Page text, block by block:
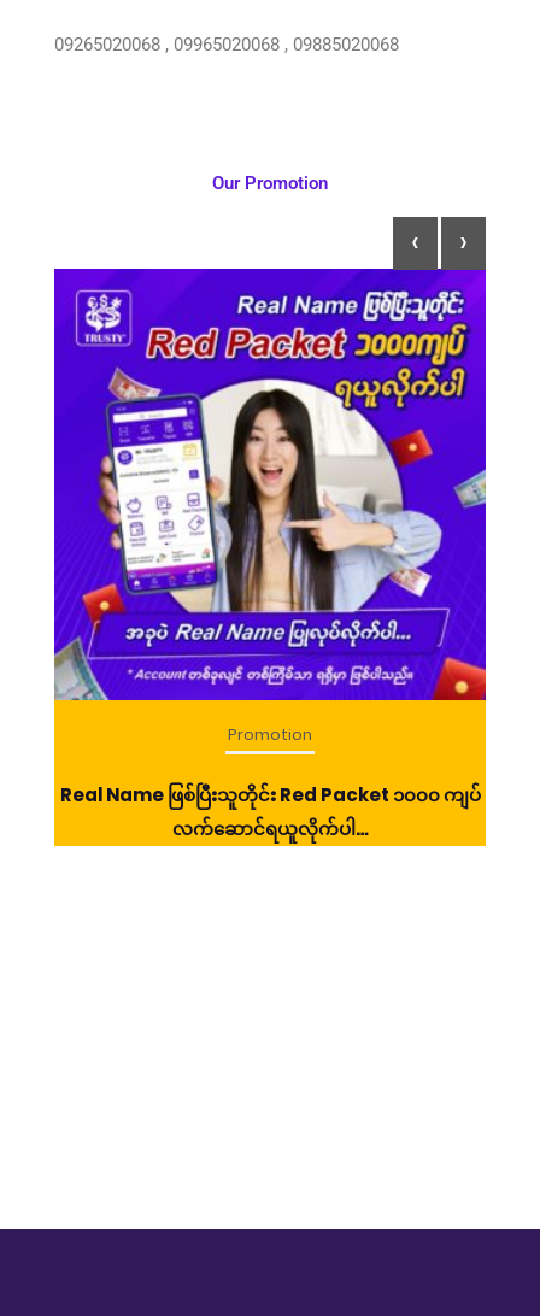
09265020068 , 09965020068 , 09885020068
Our Promotion
Promotion
Real Name ဖြစ်ပြီးသူတိုင်း Red Packet ၁၀၀၀ ကျပ်
လက်ဆောင်ရယူလိုက်ပါ…
‹ ›